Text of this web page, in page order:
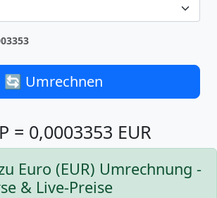
🔄 Umrechnen
= 0,0003353 EUR
Euro (EUR) Umrechnung -
& Live-Preise